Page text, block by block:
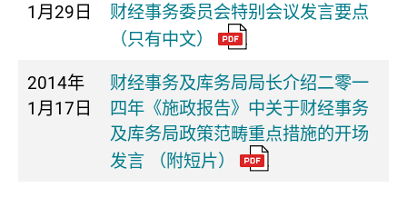
1月29日
财经事务委员会特别会议发言要点
（只有中文）
2014年
1月17日
财经事务及库务局局长介绍二零一
四年《施政报告》中关于财经事务
及库务局政策范畴重点措施的开场
发言 （附短片）